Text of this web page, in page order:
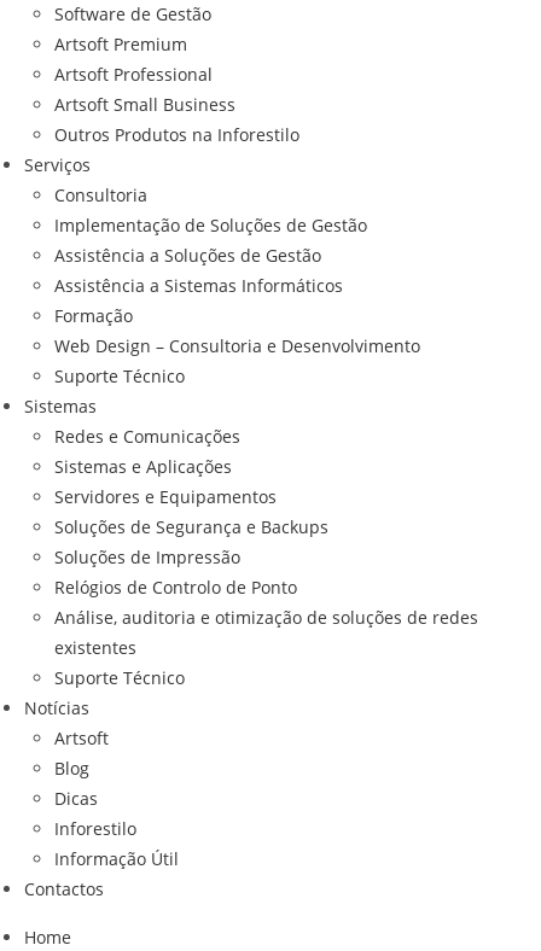
Software de Gestão
Artsoft Premium
Artsoft Professional
Artsoft Small Business
Outros Produtos na Inforestilo
Serviços
Consultoria
Implementação de Soluções de Gestão
Assistência a Soluções de Gestão
Assistência a Sistemas Informáticos
Formação
Web Design – Consultoria e Desenvolvimento
Suporte Técnico
Sistemas
Redes e Comunicações
Sistemas e Aplicações
Servidores e Equipamentos
Soluções de Segurança e Backups
Soluções de Impressão
Relógios de Controlo de Ponto
Análise, auditoria e otimização de soluções de redes
existentes
Suporte Técnico
Notícias
Artsoft
Blog
Dicas
Inforestilo
Informação Útil
Contactos
Home